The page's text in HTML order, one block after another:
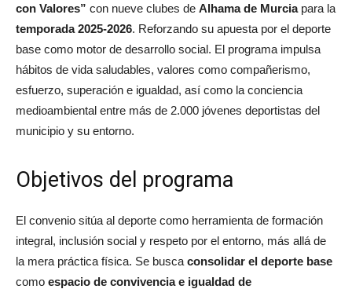
con Valores” con nueve clubes de Alhama de Murciapara la
temporada 2025-2026. Reforzando su apuesta por el deporte
base como motor de desarrollo social. El programa impulsa
hábitos de vida saludables, valores como compañerismo,
esfuerzo, superación e igualdad, así como la conciencia
medioambiental entre más de 2.000 jóvenes deportistas del
municipio y su entorno.​
Objetivos del programa
El convenio sitúa al deporte como herramienta de formación
integral, inclusión social y respeto por el entorno, más allá de
la mera práctica física. Se busca consolidar el deporte base
como espacio de convivencia e igualdad de